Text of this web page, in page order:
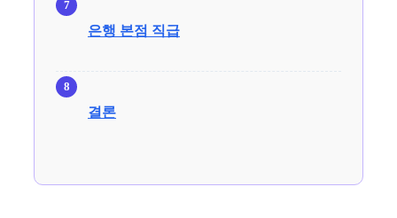
은행 본점 직급
결론